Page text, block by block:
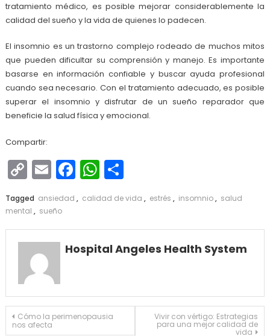
tratamiento médico, es posible mejorar considerablemente la
calidad del sueño y la vida de quienes lo padecen.
El insomnio es un trastorno complejo rodeado de muchos mitos
que pueden dificultar su comprensión y manejo. Es importante
basarse en información confiable y buscar ayuda profesional
cuando sea necesario. Con el tratamiento adecuado, es posible
superar el insomnio y disfrutar de un sueño reparador que
beneficie la salud física y emocional.
Compartir:
Copy
Link
EmailFacebook
WhatsApp
Compartir
Tagged ansiedad , calidad de vida , estrés , insomnio, salud
mental , sueño
Hospital Angeles Health System
Navegación
de
Cómo la perimenopausia
nos afecta
Vivir con vértigo: Estrategias
para una mejor calidad de
vida